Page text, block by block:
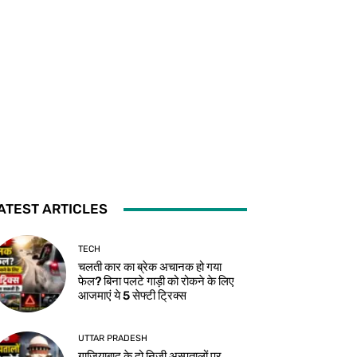
ARTICLES
TECH
चलती कार का ब्रेक अचानक हो गया
फेल? बिना पलटे गाड़ी को रोकने के लिए
आजमाएं ये 5 सेफ्टी ट्रिक्स
UTTAR PRADESH